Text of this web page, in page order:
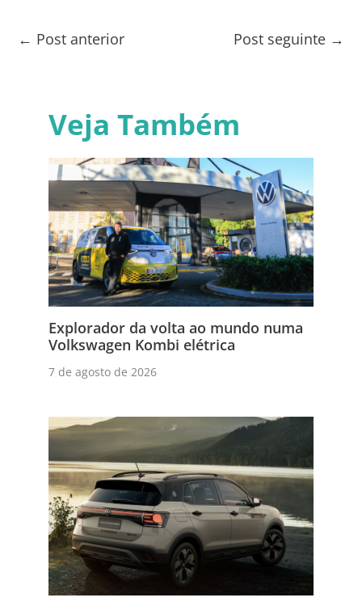
← Post anterior Post seguinte →
Veja Também
Explorador da volta ao mundo numa
Volkswagen Kombi elétrica
7 de agosto de 2026